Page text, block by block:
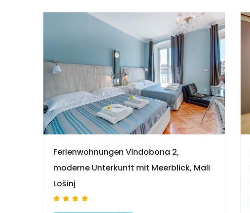
9
Ferienwohnungen Vindobona 2,
moderne Unterkunft mit Meerblick, Mali
Lošinj